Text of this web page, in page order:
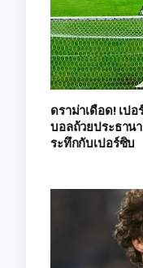
ดราม่าเดือด! เป
บอลถ้วยประธาน
ระทึกกับเปอร์ซิบ